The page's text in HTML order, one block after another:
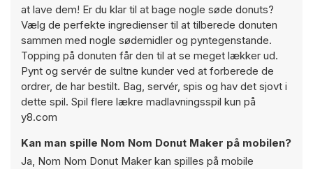
at lave dem! Er du klar til at bage nogle søde donuts?
Vælg de perfekte ingredienser til at tilberede donuten
sammen med nogle sødemidler og pyntegenstande.
Topping på donuten får den til at se meget lækker ud.
Pynt og servér de sultne kunder ved at forberede de
ordrer, de har bestilt. Bag, servér, spis og hav det sjovt i
dette spil. Spil flere lækre madlavningsspil kun på
y8.com
Kan man spille Nom Nom Donut Maker på mobilen?
Ja, Nom Nom Donut Maker kan spilles på mobile